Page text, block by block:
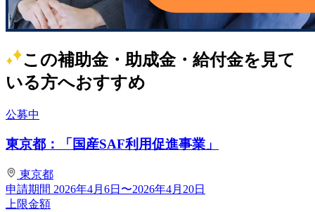
この補助金・助成金・給付金を見て
いる方へおすすめ
公募中
東京都：「国産SAF利用促進事業」
東京都
申請期間 2026年4月6日〜2026年4月20日
上限金額